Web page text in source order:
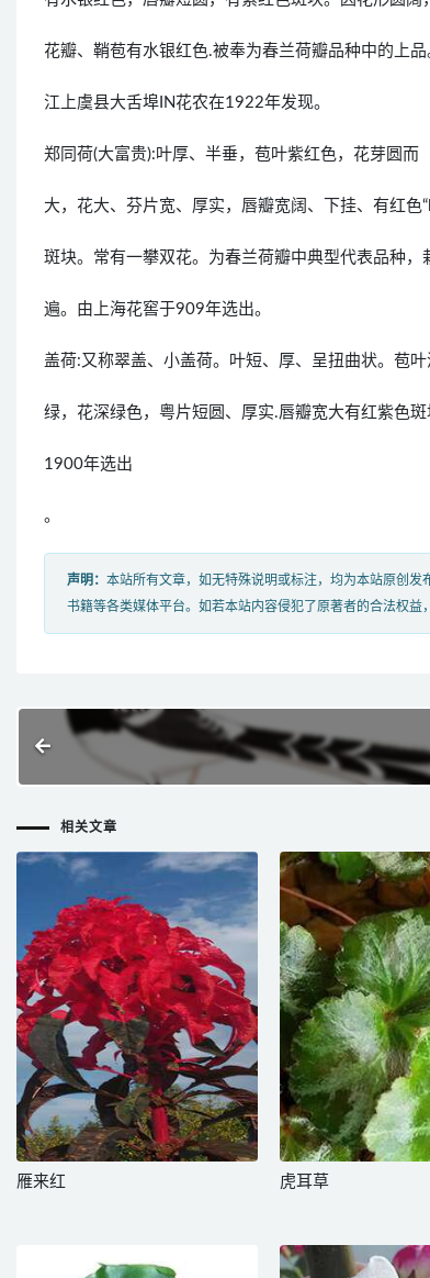
花瓣、鞘苞有水银红色.被奉为春兰荷瓣品种中的上
江上虞县大舌埠IN花农在1922年发现。
郑同荷(大富贵):叶厚、半垂，苞叶紫红色，花芽圆而
大，花大、芬片宽、厚实，唇瓣宽阔、下挂、有红色
斑块。常有一攀双花。为春兰荷瓣中典型代表品种，
遍。由上海花窖于909年选出。
盖荷:又称翠盖、小盖荷。叶短、厚、呈扭曲状。苞叶
绿，花深绿色，粤片短圆、厚实.唇瓣宽大有红紫色
1900年选出
。
声明： 本站所有文章，如无特殊说明或标注，均为本站原创
书籍等各类媒体平台。如若本站内容侵犯了原著者的合法权益
相关文章
雁来红 虎耳草